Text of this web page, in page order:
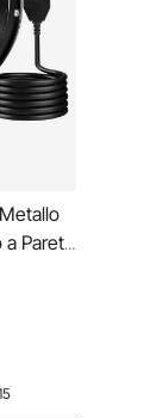
a Parete